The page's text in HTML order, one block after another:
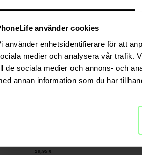
använder cookies
använder enhetsidentifierare för att
medier och analysera vår trafik.
de sociala medier och annons- och
annan information som du har
19,95 €